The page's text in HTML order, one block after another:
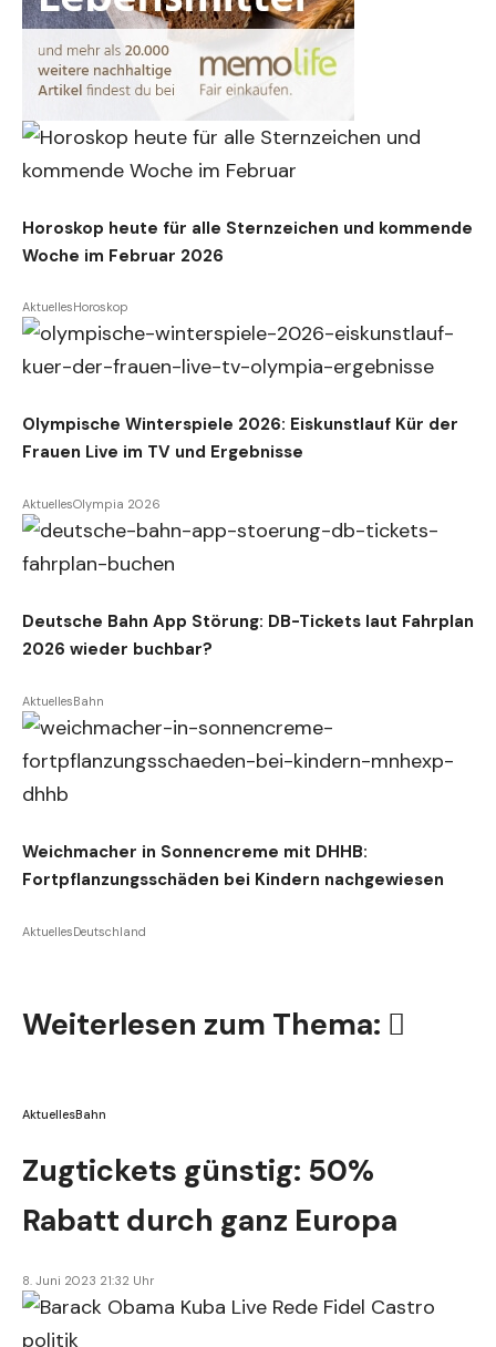
Horoskop heute für alle Sternzeichen und kommende
Woche im Februar 2026
AktuellesHoroskop
Olympische Winterspiele 2026: Eiskunstlauf Kür der
Frauen Live im TV und Ergebnisse
AktuellesOlympia 2026
Deutsche Bahn App Störung: DB-Tickets laut Fahrplan
2026 wieder buchbar?
AktuellesBahn
Weichmacher in Sonnencreme mit DHHB:
Fortpflanzungsschäden bei Kindern nachgewiesen
AktuellesDeutschland
Weiterlesen zum Thema:
AktuellesBahn
Zugtickets günstig: 50%
Rabatt durch ganz Europa
8. Juni 2023 21:32 Uhr